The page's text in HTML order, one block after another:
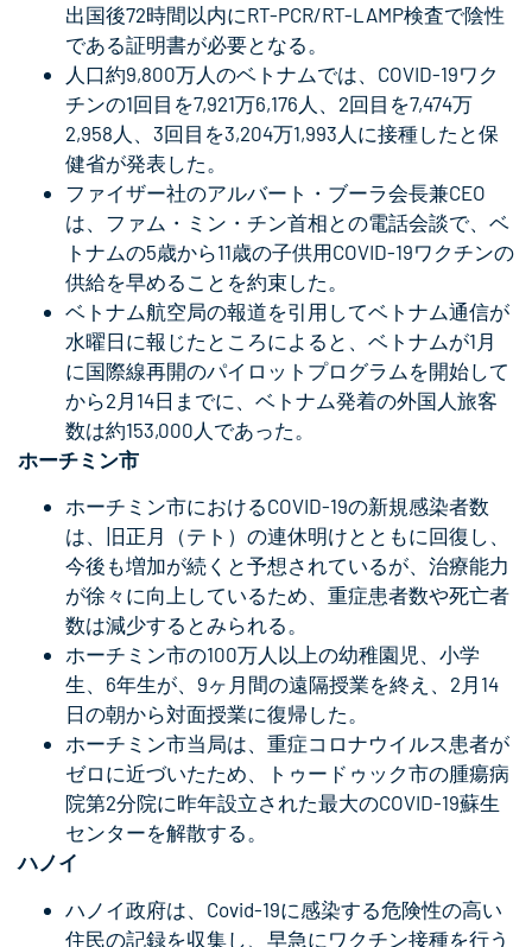
出国後72時間以内にRT-PCR/RT-LAMP検査で陰性
である証明書が必要となる。
人口約9,800万人のベトナムでは、COVID-19ワク
チンの1回目を7,921万6,176人、2回目を7,474万
2,958人、3回目を3,204万1,993人に接種したと保
健省が発表した。
ファイザー社のアルバート・ブーラ会長兼CEO
は、ファム・ミン・チン首相との電話会談で、ベ
トナムの5歳から11歳の子供用COVID-19ワクチンの
供給を早めることを約束した。
ベトナム航空局の報道を引用してベトナム通信が
水曜日に報じたところによると、ベトナムが1月
に国際線再開のパイロットプログラムを開始して
から2月14日までに、ベトナム発着の外国人旅客
数は約153,000人であった。
ホーチミン市
ホーチミン市におけるCOVID-19の新規感染者数
は、旧正月（テト）の連休明けとともに回復し、
今後も増加が続くと予想されているが、治療能力
が徐々に向上しているため、重症患者数や死亡者
数は減少するとみられる。
ホーチミン市の100万人以上の幼稚園児、小学
生、6年生が、9ヶ月間の遠隔授業を終え、2月14
日の朝から対面授業に復帰した。
ホーチミン市当局は、重症コロナウイルス患者が
ゼロに近づいたため、トゥードゥック市の腫瘍病
院第2分院に昨年設立された最大のCOVID-19蘇生
センターを解散する。
ハノイ
ハノイ政府は、Covid-19に感染する危険性の高い
住民の記録を収集し、早急にワクチン接種を行う